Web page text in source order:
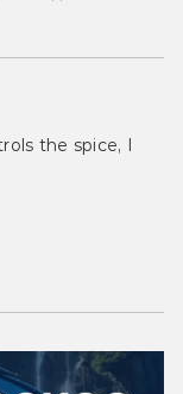
the spice, I